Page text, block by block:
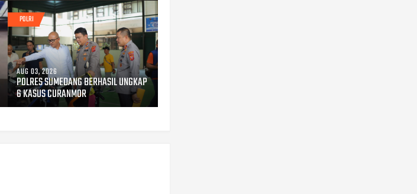
POLRI
AUG 03, 2026
POLRES SUMEDANG BERHASIL UNGKAP
6 KASUS CURANMOR